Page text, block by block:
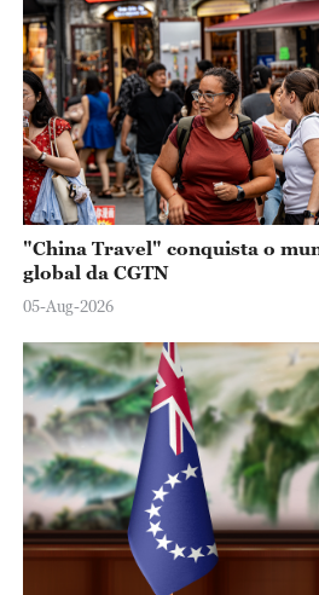
"China Travel" conquista o
global da CGTN
05-Aug-2026